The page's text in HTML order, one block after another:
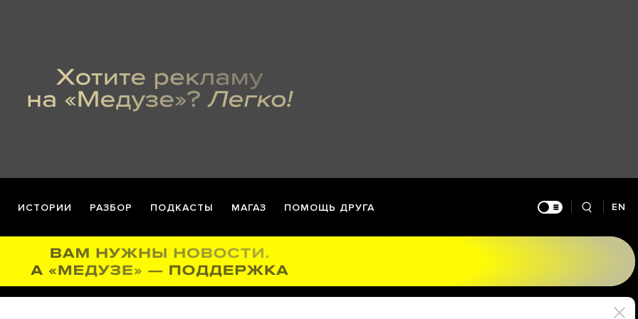
ИСТОРИИ РАЗБОР ПОДКАСТЫ МАГАЗ ПОМОЩЬ ДРУГА EN